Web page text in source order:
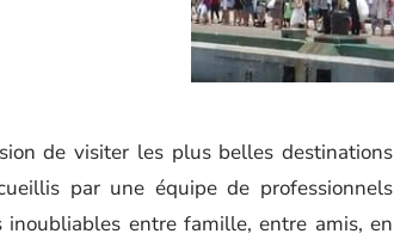
de visiter les plus belles destinations
par une équipe de professionnels
inoubliables entre famille, entre amis, en